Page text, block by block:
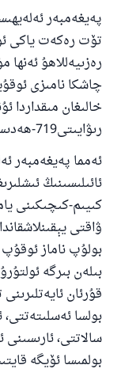
پەيغەمبەر
تۆت رەكەت ياكى
رەزىيەللاھۇ
چاشكا نامىزى
خالىغان مىقداردا
رىۋايىتى719-ھەدىس].
ئەمما پەيغەمبەر
ئائىلىسىنىڭ
كىيىم-كىچىكىنى
ۋاقتى
بولۇپ ناماز ئوقۇپ
بىلەن بىرگە
قۇرئان
بولسا ئەسلىتەتتى،
سالاتتى، ئارىسىنى
بولمىسا ئۆيگە